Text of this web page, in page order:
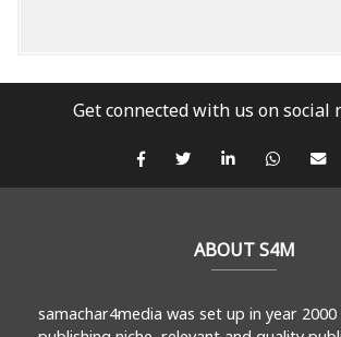
Get connected with us on social
ABOUT S4M
samachar4media was set up in year